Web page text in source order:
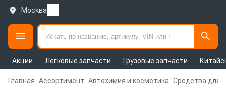
Москва
Акции Легковые запчасти Грузовые запчасти
Главная Ассортимент Автохимия и косметика Средства для